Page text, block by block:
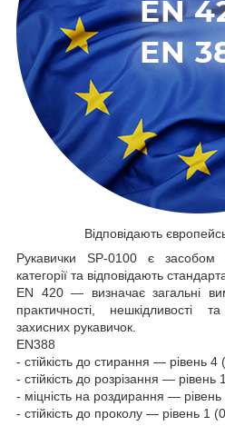
Відповідають
Рукавички SP-0100 є засобом
категорії та відповідають
EN 420 — визначає загальні
практичності, нешкідливості
захисних рукавичок.
EN388
- стійкість до стирання — рівень 4
- стійкість до розрізання — рівень
- міцність на роздирання —
- стійкість до проколу — рівень 1